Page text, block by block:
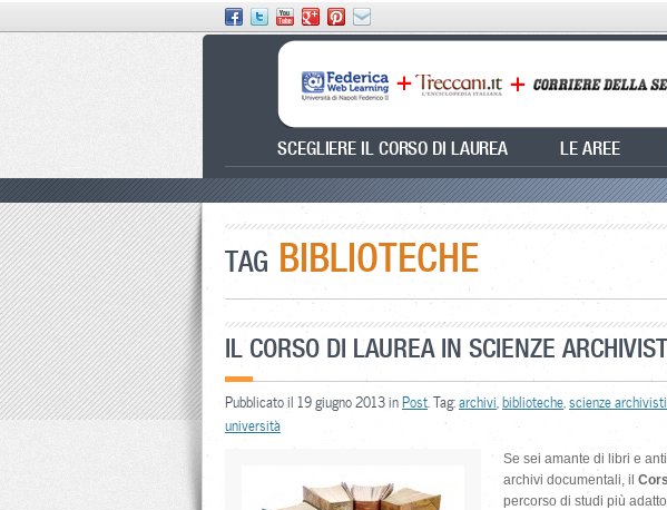
SCEGLIERE IL CORSO DI LAUREA LE AREE
TAG BIBLIOTECHE
IL CORSO DI LAUREA IN SCIENZE
Pubblicato il 19 giugno 2013 inPost . Tag:archivi biblioteche scienze
università
Se sei amante di libri e
archivi documentali, il
percorso di studi più